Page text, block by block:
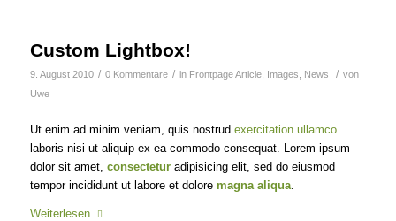
Custom Lightbox!
9. August 2010 / 0 Kommentare / in Frontpage Article, Images News / von
Uwe
Ut enim ad minim veniam, quis nostrud exercitation ullamco
laboris nisi ut aliquip ex ea commodo consequat. Lorem ipsum
dolor sit amet, consecteturadipisicing elit, sed do eiusmod
tempor incididunt ut labore et dolore magna aliqua.
Weiterlesen